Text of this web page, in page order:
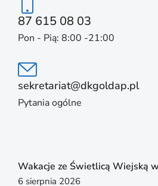
87 615 08 03
Pon - Pią: 8:00 -21:00
sekretariat@dkgoldap.pl
Pytania ogólne
Wakacje ze Świetlicą Wiejską
6 sierpnia 2026